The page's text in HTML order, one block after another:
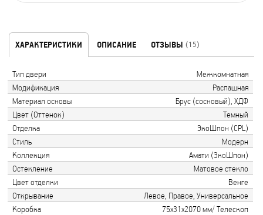
ХАРАКТЕРИСТИКИ ОПИСАНИЕ ОТЗЫВЫ (15)
Тип двери
Межкомнатная
Модификация
Распашная
Материал основы
Брус (сосновый), ХДФ
Цвет (Оттенок)
Темный
Отделка
ЭкоШпон (CPL)
Стиль
Модерн
Коллекция
Амати (ЭкоШпон)
Остекление
Матовое стекло
Цвет отделки
Венге
Открывание
Левое, Правое, Универсальное
Коробка
75х31х2070 мм/ Телескоп